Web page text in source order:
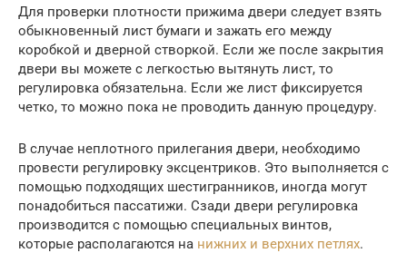
Для проверки плотности прижима двери следует взять
обыкновенный лист бумаги и зажать его между
коробкой и дверной створкой. Если же после закрытия
двери вы можете с легкостью вытянуть лист, то
регулировка обязательна. Если же лист фиксируется
четко, то можно пока не проводить данную процедуру.
В случае неплотного прилегания двери, необходимо
провести регулировку эксцентриков. Это выполняется с
помощью подходящих шестигранников, иногда могут
понадобиться пассатижи. Сзади двери регулировка
производится с помощью специальных винтов,
которые располагаются на нижних и верхних петлях.